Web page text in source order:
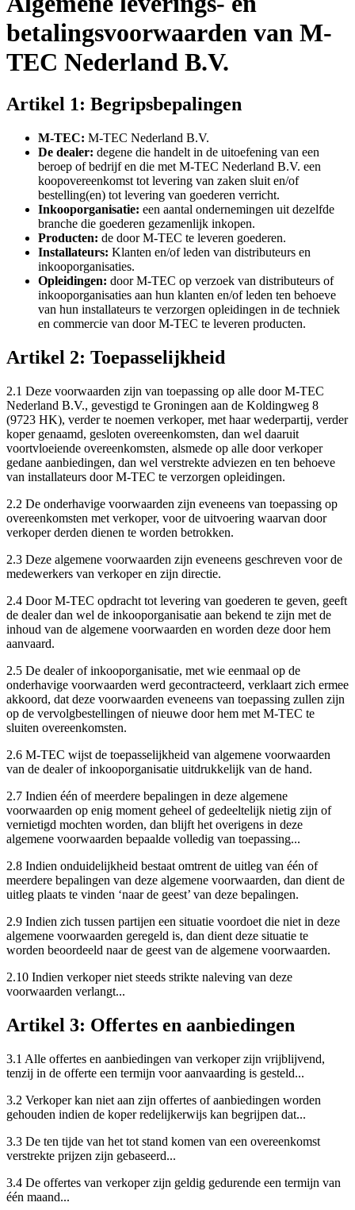
betalingsvoorwaarden van M-
TEC Nederland B.V.
Artikel 1: Begripsbepalingen
M-TEC: M-TEC Nederland B.V.
De dealer: degene die handelt in de uitoefening van een
beroep of bedrijf en die met M-TEC Nederland B.V. een
koopovereenkomst tot levering van zaken sluit en/of
bestelling(en) tot levering van goederen verricht.
Inkooporganisatie: een aantal ondernemingen uit dezelfde
branche die goederen gezamenlijk inkopen.
Producten: de door M-TEC te leveren goederen.
Installateurs: Klanten en/of leden van distributeurs en
inkooporganisaties.
Opleidingen: door M-TEC op verzoek van distributeurs of
inkooporganisaties aan hun klanten en/of leden ten behoeve
van hun installateurs te verzorgen opleidingen in de techniek
en commercie van door M-TEC te leveren producten.
Artikel 2: Toepasselijkheid
2.1 Deze voorwaarden zijn van toepassing op alle door M-TEC
Nederland B.V., gevestigd te Groningen aan de Koldingweg 8
(9723 HK), verder te noemen verkoper, met haar wederpartij, verder
koper genaamd, gesloten overeenkomsten, dan wel daaruit
voortvloeiende overeenkomsten, alsmede op alle door verkoper
gedane aanbiedingen, dan wel verstrekte adviezen en ten behoeve
van installateurs door M-TEC te verzorgen opleidingen.
2.2 De onderhavige voorwaarden zijn eveneens van toepassing op
overeenkomsten met verkoper, voor de uitvoering waarvan door
verkoper derden dienen te worden betrokken.
2.3 Deze algemene voorwaarden zijn eveneens geschreven voor de
medewerkers van verkoper en zijn directie.
2.4 Door M-TEC opdracht tot levering van goederen te geven, geeft
de dealer dan wel de inkooporganisatie aan bekend te zijn met de
inhoud van de algemene voorwaarden en worden deze door hem
aanvaard.
2.5 De dealer of inkooporganisatie, met wie eenmaal op de
onderhavige voorwaarden werd gecontracteerd, verklaart zich ermee
akkoord, dat deze voorwaarden eveneens van toepassing zullen zijn
op de vervolgbestellingen of nieuwe door hem met M-TEC te
sluiten overeenkomsten.
2.6 M-TEC wijst de toepasselijkheid van algemene voorwaarden
van de dealer of inkooporganisatie uitdrukkelijk van de hand.
2.7 Indien één of meerdere bepalingen in deze algemene
voorwaarden op enig moment geheel of gedeeltelijk nietig zijn of
vernietigd mochten worden, dan blijft het overigens in deze
algemene voorwaarden bepaalde volledig van toepassing...
2.8 Indien onduidelijkheid bestaat omtrent de uitleg van één of
meerdere bepalingen van deze algemene voorwaarden, dan dient de
uitleg plaats te vinden ‘naar de geest’ van deze bepalingen.
2.9 Indien zich tussen partijen een situatie voordoet die niet in deze
algemene voorwaarden geregeld is, dan dient deze situatie te
worden beoordeeld naar de geest van de algemene voorwaarden.
2.10 Indien verkoper niet steeds strikte naleving van deze
voorwaarden verlangt...
Artikel 3: Offertes en aanbiedingen
3.1 Alle offertes en aanbiedingen van verkoper zijn vrijblijvend,
tenzij in de offerte een termijn voor aanvaarding is gesteld...
3.2 Verkoper kan niet aan zijn offertes of aanbiedingen worden
gehouden indien de koper redelijkerwijs kan begrijpen dat...
3.3 De ten tijde van het tot stand komen van een overeenkomst
verstrekte prijzen zijn gebaseerd...
3.4 De offertes van verkoper zijn geldig gedurende een termijn van
één maand...